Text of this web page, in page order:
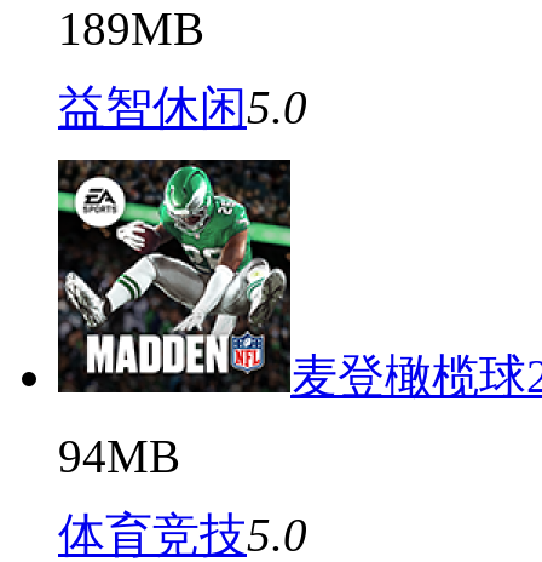
189MB
益智休闲5.0
麦登橄榄球
94MB
体育竞技5.0